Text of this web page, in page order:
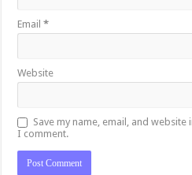
Email*
Website
Save my name, email, and
I comment.